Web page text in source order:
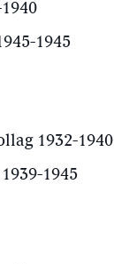
1945
1932-1940
1945